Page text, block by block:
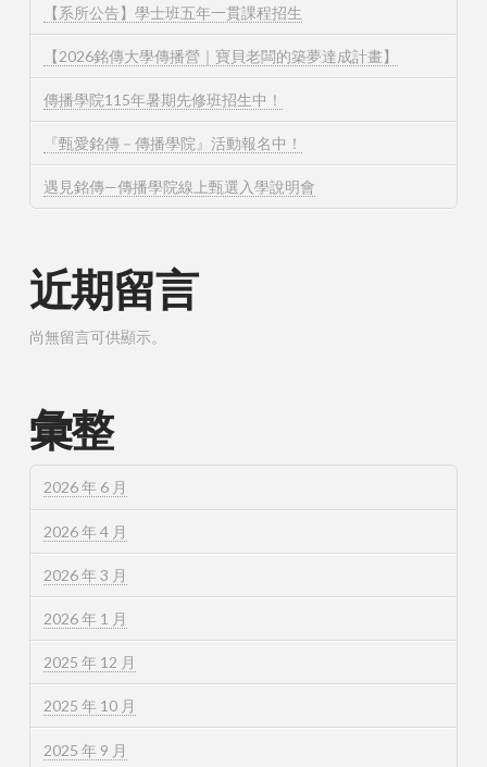
【系所公告】學士班五年一貫課程招生
【2026銘傳大學傳播營｜寶貝老闆的築夢達成計畫】
傳播學院115年暑期先修班招生中！
『甄愛銘傳－傳播學院』活動報名中！
遇見銘傳—傳播學院線上甄選入學說明會
近期留言
尚無留言可供顯示。
彙整
2026 年 6 月
2026 年 4 月
2026 年 3 月
2026 年 1 月
2025 年 12 月
2025 年 10 月
2025 年 9 月